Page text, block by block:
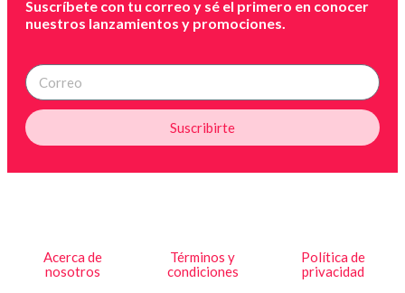
Suscríbete con tu correo y sé el primero en conocer
nuestros lanzamientos y promociones.
Suscribirte
Acerca de
nosotros
Términos y
condiciones
Política de
privacidad